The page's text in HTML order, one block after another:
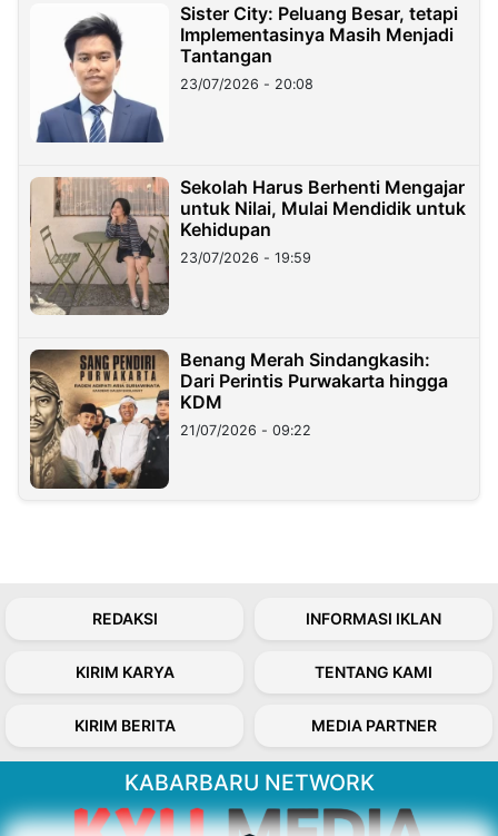
Sister City: Peluang Besar, tetapi
Implementasinya Masih Menjadi
Tantangan
23/07/2026 - 20:08
Sekolah Harus Berhenti Mengajar
untuk Nilai, Mulai Mendidik untuk
Kehidupan
23/07/2026 - 19:59
Benang Merah Sindangkasih:
Dari Perintis Purwakarta hingga
KDM
21/07/2026 - 09:22
REDAKSI INFORMASI IKLAN
KIRIM KARYA TENTANG KAMI
KIRIM BERITA MEDIA PARTNER
KABARBARU NETWORK